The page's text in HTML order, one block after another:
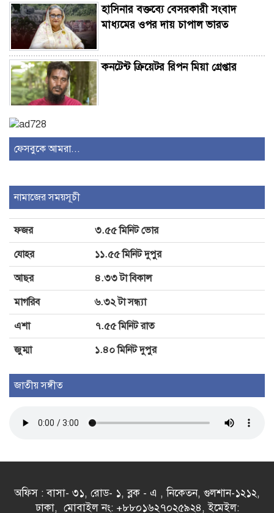
হাসিনার বক্তব্যে বেসরকারী সংবাদ
মাধ্যমের ওপর দায় চাপাল ভারত
কনটেন্ট ক্রিয়েটর রিপন মিয়া গ্রেপ্তার
যা জানালেন জয়সওয়াল
গাজীপুরে দাঁড়িয়ে থাকা বাসে আগুন
ডাকা হচ্ছে সংসদের বিশেষ অধিবেশন
অ্যাপে ক্যাসিনো আইডি খুলে অনলাইন
ফেসবুকে আমরা...
নামাজের সময়সূচী
ফজর
৩.৫৫ মিনিট ভোর
যোহর
১১.৫৫ মিনিট দুপুর
আছর
৪.৩৩ টা বিকাল
মাগরিব
৬.৩২ টা সন্ধ্যা
এশা
৭.৫৫ মিনিট রাত
জুম্মা
১.৪০ মিনিট দুপুর
জাতীয় সঙ্গীত
অফিস : বাসা- ৩১, রোড- ১, ব্লক - এ , নিকেতন, গুলশান-১২১২,
ঢাকা, মোবাইল নং: +৮৮০১৬২৭০২৫৯২৪, ইমেইল: